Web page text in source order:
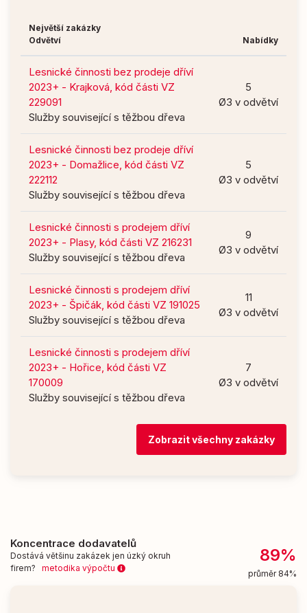
Největší zakázky
Odvětví
Nabídky
Lesnické činnosti bez prodeje dříví
2023+ - Krajková, kód části VZ
229091
Služby související s těžbou dřeva
5
Ø3 v odvětví
Lesnické činnosti bez prodeje dříví
2023+ - Domažlice, kód části VZ
222112
Služby související s těžbou dřeva
5
Ø3 v odvětví
Lesnické činnosti s prodejem dříví
2023+ - Plasy, kód části VZ 216231
Služby související s těžbou dřeva
9
Ø3 v odvětví
Lesnické činnosti s prodejem dříví
2023+ - Špičák, kód části VZ 191025
Služby související s těžbou dřeva
11
Ø3 v odvětví
Lesnické činnosti s prodejem dříví
2023+ - Hořice, kód části VZ
170009
Služby související s těžbou dřeva
7
Ø3 v odvětví
Zobrazit všechny zakázky
Koncentrace dodavatelů
Dostává většinu zakázek jen úzký okruh
firem? metodika výpočtu
89%
průměr 84%